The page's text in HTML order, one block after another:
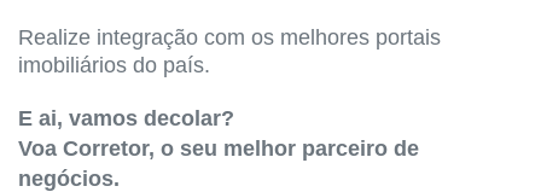
Realize integração com os melhores portais
imobiliários do país.
E ai, vamos decolar?
Voa Corretor, o seu melhor parceiro de
negócios.